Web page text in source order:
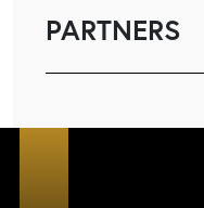
PARTNERS